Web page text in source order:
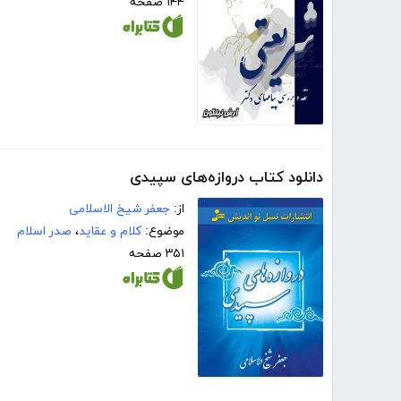
دانلود کتاب دروازه‌های سپیدی
از: جعفر شیخ الاسلامی
موضوع: کلام و عقاید، صدر اسلام
۳۵۱ صفحه